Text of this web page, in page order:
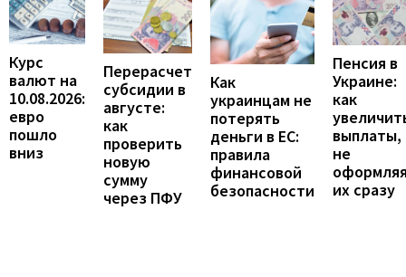
Курс
валют на
10.08.2026:
евро
пошло
вниз
Перерасчет
субсидии в
августе:
как
проверить
новую
сумму
через ПФУ
Как
украинцам не
потерять
деньги в ЕС:
правила
финансовой
безопасности
Пенсия в
Украине:
как
выплаты,
не
их сразу